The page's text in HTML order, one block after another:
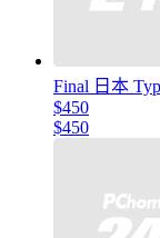
Final 日本
$450
$450